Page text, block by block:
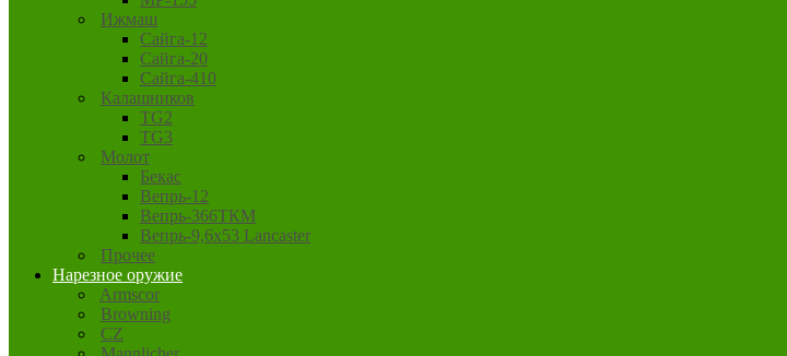
Ижмаш
Сайга-12
Сайга-20
Сайга-410
Калашников
TG2
TG3
Молот
Бекас
Вепрь-12
Вепрь-366ТКМ
Вепрь-9,6х53 Lancaster
Прочее
Нарезное оружие
Armscor
Browning
CZ